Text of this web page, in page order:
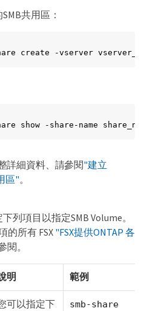
共用區：
create -vserver
show -share-name
詳細資料、請參閱"建立
區"。
列項目以指定SMB Volume。
的所有 FSX "FSX提供ONTAP 各
閱。
明 範例
可以指定下
smb-share